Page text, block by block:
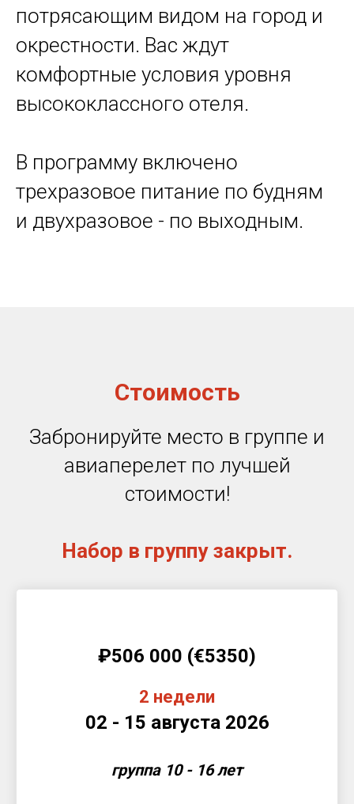
потрясающим видом на город и
окрестности. Вас ждут
комфортные условия уровня
высококлассного отеля.
В программу включено
трехразовое питание по будням
и двухразовое - по выходным.
Стоимость
Забронируйте место в группе и
авиаперелет по лучшей
стоимости!
Набор в группу закрыт.
₽506 000 (€5350)
2 недели
02 - 15 августа 2026
группа 10 - 16 лет